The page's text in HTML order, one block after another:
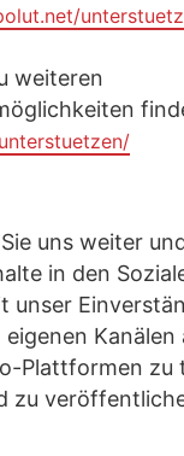
weiteren
uns weiter
in den
unser
Kanälen
Plattformen zu
zu